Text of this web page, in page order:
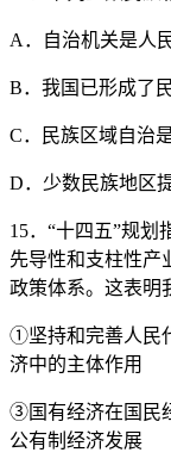
A．自治机关是人
B．我国已形成了
C．民族区域自治
D．少数民族地区
15．“十四五”规划
先导性和支柱性产
政策体系。这表明
①坚持和完善人民
济中的主体作用
③国有经济在国民
公有制经济发展